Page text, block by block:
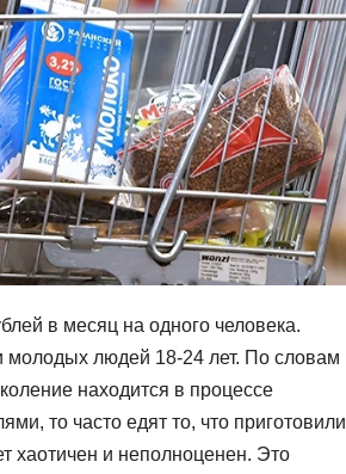
в месяц на одного человека.
людей 18-24 лет. По словам
находится в процессе
то часто едят то, что приготовили
хаотичен и неполноценен. Это